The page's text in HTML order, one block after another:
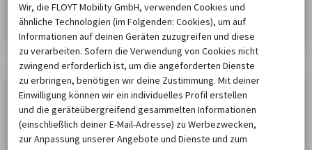
lässt so mache Urlaubsträume wahr werden. Unsere
Route führt Sie von Nizza entlang der Côte d’Azur durch
die Provence bis nach Toulouse. Planen Sie für den
Roadtrip mindestens zehn Tage ein, um jede Station
richtig zu genießen.
Zum Artikel
Wir, die FLOYT Mobility GmbH, verwenden Cookies und
ähnliche Technologien (im Folgenden: Cookies), um auf
Informationen auf deinen Geräten zuzugreifen und diese
zu verarbeiten. Sofern die Verwendung von Cookies nicht
zwingend erforderlich ist, um die angeforderten Dienste
zu erbringen, benötigen wir deine Zustimmung. Mit deiner
Einwilligung können wir ein individuelles Profil erstellen
und die geräteübergreifend gesammelten Informationen
(einschließlich deiner E-Mail-Adresse) zu Werbezwecken,
zur Anpassung unserer Angebote und Dienste und zum